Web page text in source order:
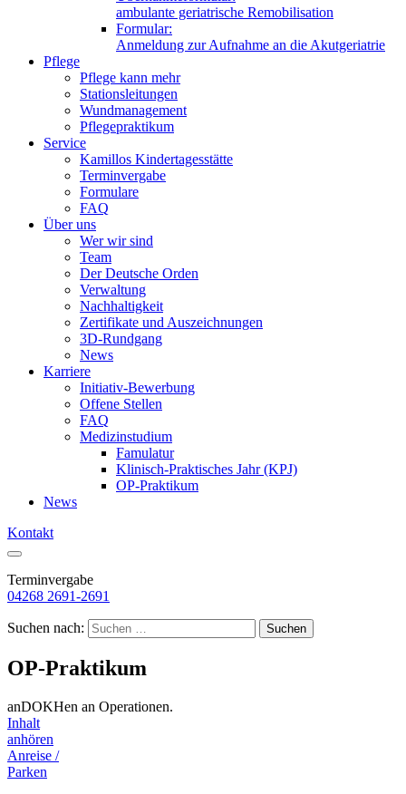
ambulante geriatrische Remobilisation
Formular:
Anmeldung zur Aufnahme an die Akutgeriatrie
Pflege
Pflege kann mehr
Stationsleitungen
Wundmanagement
Pflegepraktikum
Service
Kamillos Kindertagesstätte
Terminvergabe
Formulare
FAQ
Über uns
Wer wir sind
Team
Der Deutsche Orden
Verwaltung
Nachhaltigkeit
Zertifikate und Auszeichnungen
3D-Rundgang
News
Karriere
Initiativ-Bewerbung
Offene Stellen
FAQ
Medizinstudium
Famulatur
Klinisch-Praktisches Jahr (KPJ)
OP-Praktikum
News
Kontakt
Terminvergabe
04268 2691-2691
Suchen nach:
OP-Praktikum
anDOKHen an Operationen.
Inhalt
anhören
Anreise /
Parken